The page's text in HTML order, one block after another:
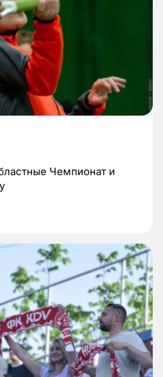
Чемпионат и